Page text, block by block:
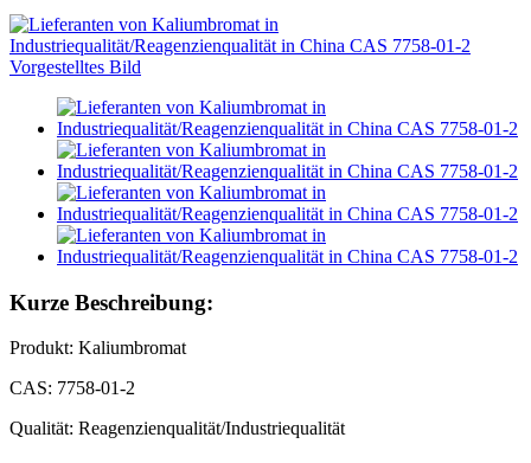
Kurze Beschreibung:
Produkt: Kaliumbromat
CAS: 7758-01-2
Qualität: Reagenzienqualität/Industriequalität